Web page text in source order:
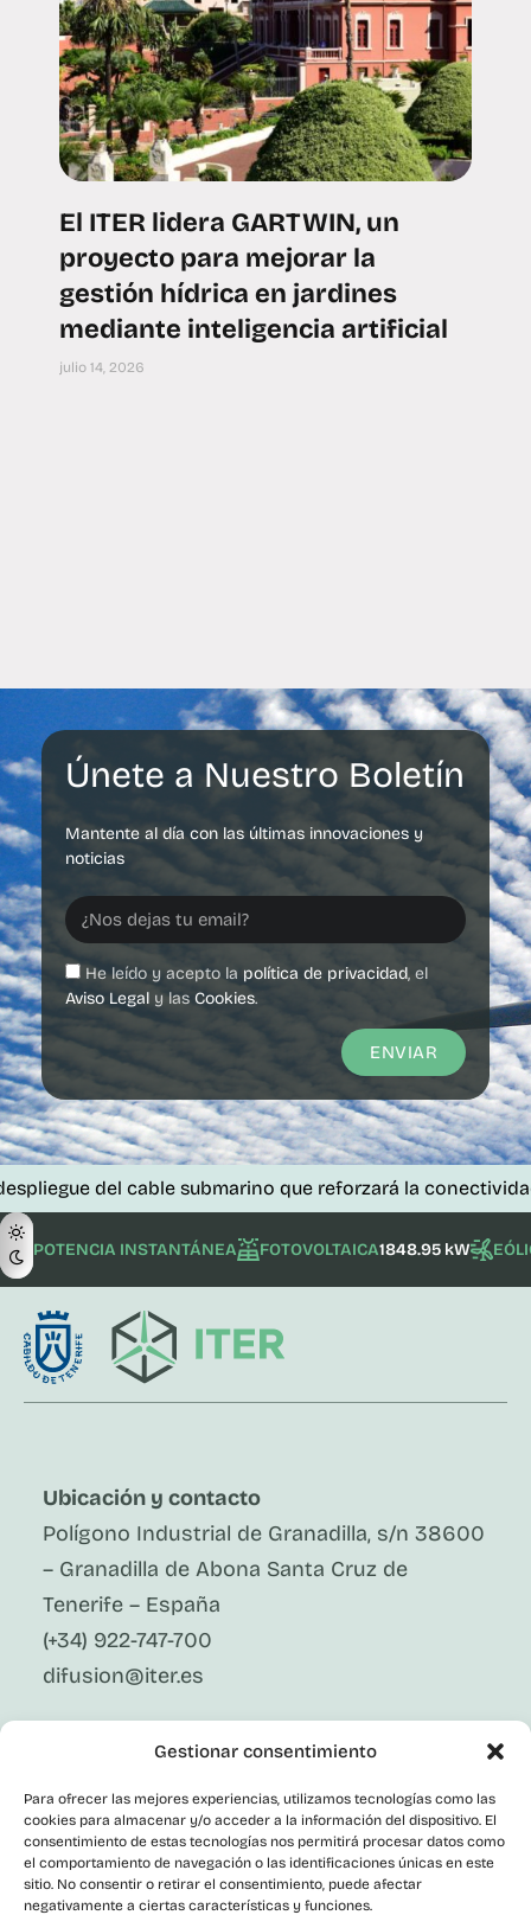
Gestionar consentimiento
Para ofrecer las mejores experiencias, utilizamos tecnologías como las
cookies para almacenar y/o acceder a la información del dispositivo. El
consentimiento de estas tecnologías nos permitirá procesar datos como
el comportamiento de navegación o las identificaciones únicas en este
sitio. No consentir o retirar el consentimiento, puede afectar
negativamente a ciertas características y funciones.
El ITER lidera GARTWIN, un
proyecto para mejorar la
gestión hídrica en jardines
mediante inteligencia artificial
julio 14, 2026
Únete a Nuestro Boletín
Mantente al día con las últimas innovaciones y
noticias
He leído y acepto la política de privacidad, el
Aviso Legal y las Cookies.
ENVIAR
del cable submarino que reforzará la conectividad de las
POTENCIA INSTANTÁNEA FOTOVOLTAICA1848.95 kW
Ubicación y contacto
Polígono Industrial de Granadilla, s/n 38600
– Granadilla de Abona Santa Cruz de
Tenerife – España
(+34) 922-747-700
difusion@iter.es
X
Instagram
Youtube
Corporativo
Contacto